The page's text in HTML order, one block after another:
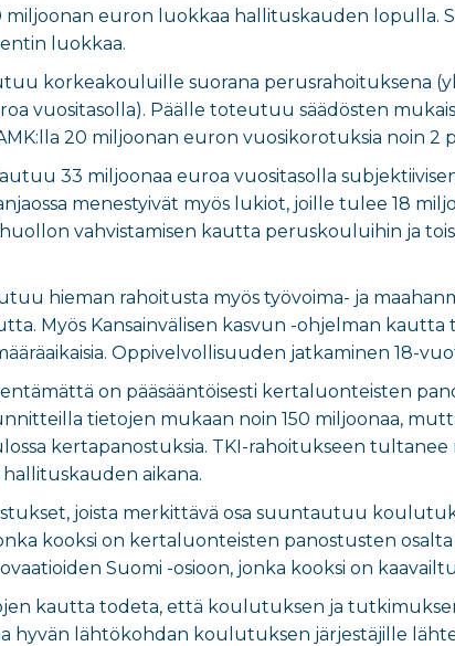
miljoonan euron luokkaa hallituskauden
luokkaa.
korkeakouluille suorana perusrahoituksena
vuositasolla). Päälle toteutuu säädösten
20 miljoonan euron vuosikorotuksia noin
33 miljoonaa euroa vuositasolla
menestyivät myös lukiot, joille tulee 18
vahvistamisen kautta peruskouluihin ja
hieman rahoitusta myös työvoima- ja
Myös Kansainvälisen kasvun -ohjelman
Oppivelvollisuuden jatkaminen 18-
on pääsääntöisesti kertaluonteisten
tietojen mukaan noin 150 miljoonaa,
kertapanostuksia. TKI-rahoitukseen
aikana.
joista merkittävä osa suuntautuu
kooksi on kertaluonteisten panostusten
Suomi -osioon, jonka kooksi on
kautta todeta, että koulutuksen ja
hyvän lähtökohdan koulutuksen järjestäjille